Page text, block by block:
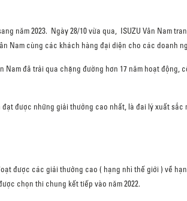
năm 2023. Ngày 28/10 vừa qua, ISUZU Vân Nam
Nam cùng các khách hàng đại diện cho các doanh
Nam đã trải qua chặng đường hơn 17 năm hoạt
được những giải thưởng cao nhất, là đai lý xuất
được các giải thưởng cao ( hạng nhì thế giới ) về
chọn thi chung kết tiếp vào năm 2022.